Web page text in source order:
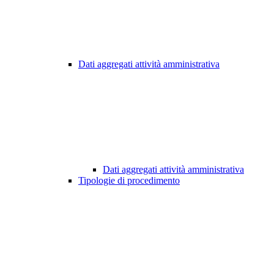
Dati aggregati attività amministrativa
Dati aggregati attività amministrativa
Tipologie di procedimento